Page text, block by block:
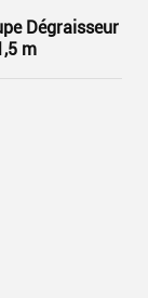
Dégraisseur
m